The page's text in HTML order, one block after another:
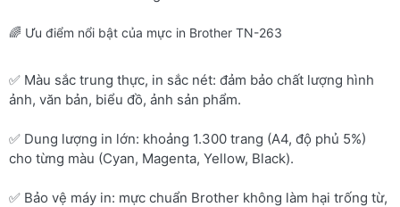
🌈 Ưu điểm nổi bật của mực in Brother TN-263
✅ Màu sắc trung thực, in sắc nét: đảm bảo chất lượng hình
ảnh, văn bản, biểu đồ, ảnh sản phẩm.
✅ Dung lượng in lớn: khoảng 1.300 trang (A4, độ phủ 5%)
cho từng màu (Cyan, Magenta, Yellow, Black).
✅ Bảo vệ máy in: mực chuẩn Brother không làm hại trống từ,